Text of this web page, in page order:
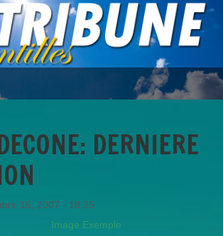
DERNIERE
16, 2007 - 18:35